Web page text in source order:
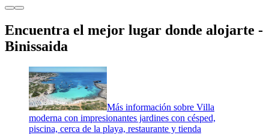
Encuentra el mejor lugar donde alojarte -
Binissaida
Más información sobre Villa
moderna con impresionantes jardines con césped,
piscina, cerca de la playa, restaurante y tienda